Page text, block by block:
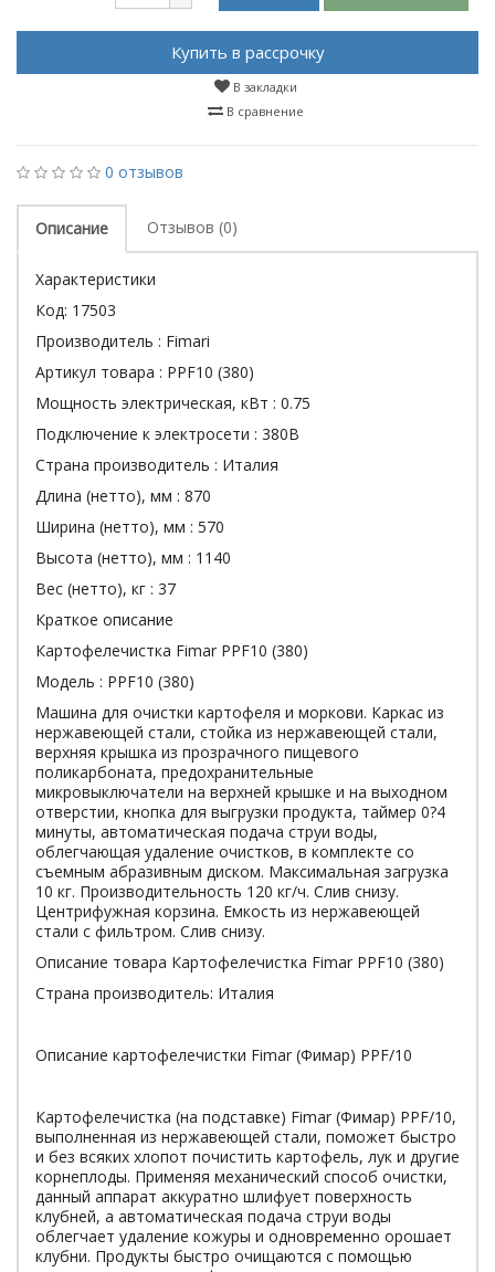
Купить в рассрочку
В закладки
В сравнение
0 отзывов
Описание Отзывов (0)
Характеристики
Код: 17503
Производитель : Fimari
Артикул товара : PPF10 (380)
Мощность электрическая, кВт : 0.75
Подключение к электросети : 380В
Страна производитель : Италия
Длина (нетто), мм : 870
Ширина (нетто), мм : 570
Высота (нетто), мм : 1140
Вес (нетто), кг : 37
Краткое описание
Картофелечистка Fimar PPF10 (380)
Модель : PPF10 (380)
Машина для очистки картофеля и моркови. Каркас из
нержавеющей стали, стойка из нержавеющей стали,
верхняя крышка из прозрачного пищевого
поликарбоната, предохранительные
микровыключатели на верхней крышке и на выходном
отверстии, кнопка для выгрузки продукта, таймер 0?4
минуты, автоматическая подача струи воды,
облегчающая удаление очистков, в комплекте со
съемным абразивным диском. Максимальная загрузка
10 кг. Производительность 120 кг/ч. Слив снизу.
Центрифужная корзина. Емкость из нержавеющей
стали с фильтром. Слив снизу.
Описание товара Картофелечистка Fimar PPF10 (380)
Страна производитель: Италия
Описание картофелечистки Fimar (Фимар) PPF/10
Картофелечистка (на подставке) Fimar (Фимар) PPF/10,
выполненная из нержавеющей стали, поможет быстро
и без всяких хлопот почистить картофель, лук и другие
корнеплоды. Применяя механический способ очистки,
данный аппарат аккуратно шлифует поверхность
клубней, а автоматическая подача струи воды
облегчает удаление кожуры и одновременно орошает
клубни. Продукты быстро очищаются с помощью